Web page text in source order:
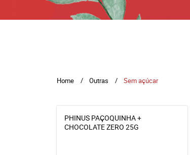
Home Outras Sem açúcar
PHINUS PAÇOQUINHA +
CHOCOLATE ZERO 25G